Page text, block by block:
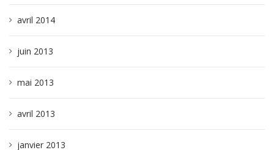
avril 2014
juin 2013
mai 2013
avril 2013
janvier 2013